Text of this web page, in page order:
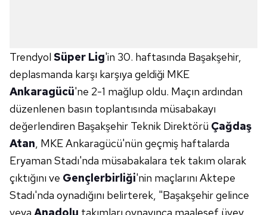
Trendyol Süper Lig'in 30. haftasında Başakşehir,
deplasmanda karşı karşıya geldiği MKE
Ankaragücü'ne 2-1 mağlup oldu. Maçın ardından
düzenlenen basın toplantısında müsabakayı
değerlendiren Başakşehir Teknik Direktörü Çağdaş
Atan, MKE Ankaragücü'nün geçmiş haftalarda
Eryaman Stadı'nda müsabakalara tek takım olarak
çıktığını ve Gençlerbirliği'nin maçlarını Aktepe
Stadı'nda oynadığını belirterek, "Başakşehir gelince